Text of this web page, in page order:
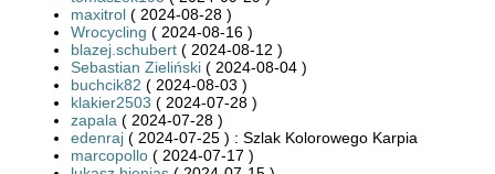
maxitrol ( 2024-08-28 )
Wrocycling ( 2024-08-16 )
blazej.schubert ( 2024-08-12 )
Sebastian Zieliński ( 2024-08-04 )
buchcik82 ( 2024-08-03 )
klakier2503 ( 2024-07-28 )
zapala ( 2024-07-28 )
edenraj ( 2024-07-25 ) : Szlak Kolorowego Karpia
marcopollo ( 2024-07-17 )